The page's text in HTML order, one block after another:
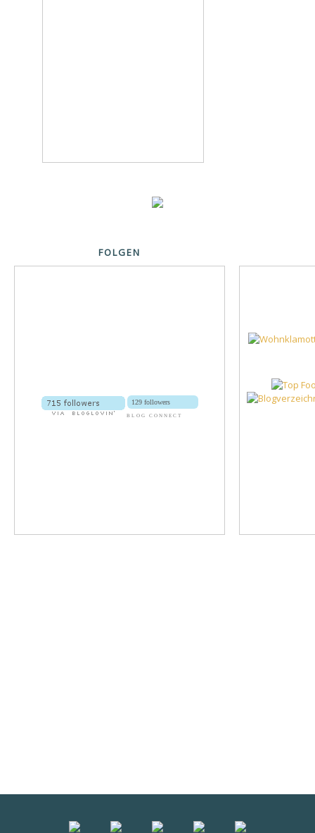
FOLGEN
129 followers
BLOG CONNECT